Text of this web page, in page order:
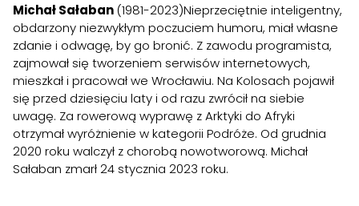
Michał Sałaban(1981-2023)Nieprzeciętnie inteligentny,
obdarzony niezwykłym poczuciem humoru, miał własne
zdanie i odwagę, by go bronić. Z zawodu programista,
zajmował się tworzeniem serwisów internetowych,
mieszkał i pracował we Wrocławiu. Na Kolosach pojawił
się przed dziesięciu laty i od razu zwrócił na siebie
uwagę. Za rowerową wyprawę z Arktyki do Afryki
otrzymał wyróżnienie w kategorii Podróże. Od grudnia
2020 roku walczył z chorobą nowotworową. Michał
Sałaban zmarł 24 stycznia 2023 roku.